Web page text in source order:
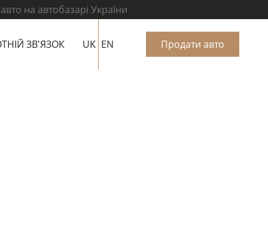
на автобазарі України
ЗВ'ЯЗОК UK EN Продати авто